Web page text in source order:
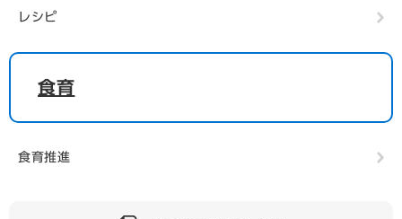
レシピ
食育
食育推進